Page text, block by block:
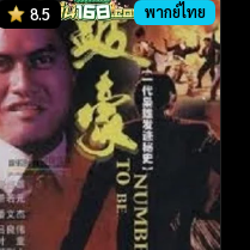
8.5 พากย์ไทย